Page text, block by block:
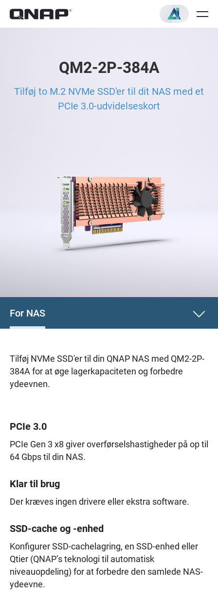
QM2-2P-384A
Tilføj to M.2 NVMe SSD'er til dit NAS med et
PCIe 3.0-udvidelseskort
For NAS
Tilføj NVMe SSD'er til din QNAP NAS med QM2-2P-
384A for at øge lagerkapaciteten og forbedre
ydeevnen.
PCIe 3.0
PCIe Gen 3 x8 giver overførselshastigheder på op til
64 Gbps til din NAS.
Klar til brug
Der kræves ingen drivere eller ekstra software.
SSD-cache og -enhed
Konfigurer SSD-cachelagring, en SSD-enhed eller
Qtier (QNAP’s teknologi til automatisk
niveauopdeling) for at forbedre den samlede NAS-
ydeevne.